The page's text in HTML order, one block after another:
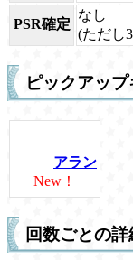
PSR確定
なし
(ただし
ピックアッ
アラン
New！
回数ごとの詳